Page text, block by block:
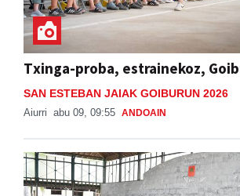
Txinga-proba, estrainekoz,
SAN ESTEBAN JAIAK GOIBURUN 2026
Aiurri abu 09, 09:55 ANDOAIN